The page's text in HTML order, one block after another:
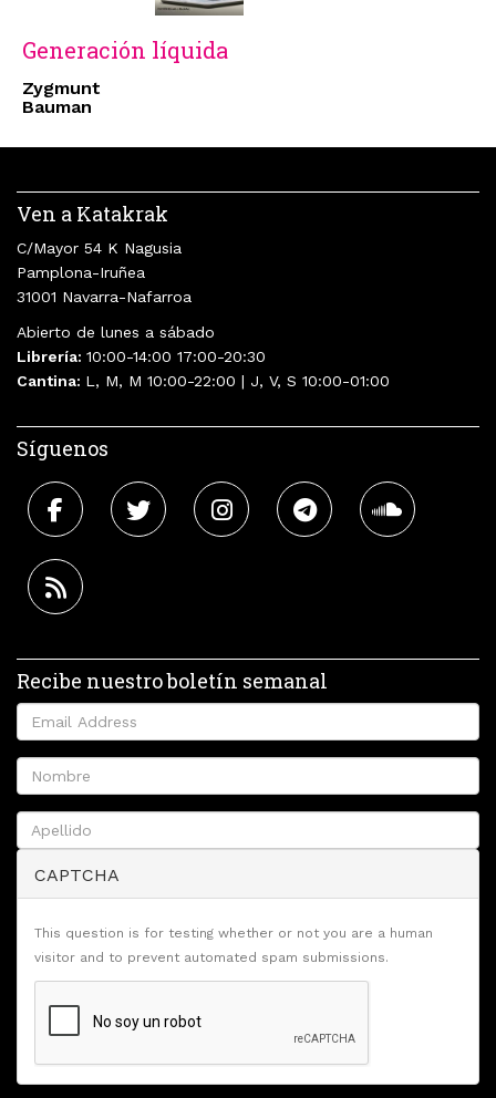
Generación líquida
Zygmunt
Bauman
Ven a Katakrak
C/Mayor 54 K Nagusia
Pamplona-Iruñea
31001 Navarra-Nafarroa
Abierto de lunes a sábado
Librería: 10:00-14:00 17:00-20:30
Cantina: L, M, M 10:00-22:00 | J, V, S 10:00-01:00
Síguenos
Recibe nuestro boletín semanal
CAPTCHA
This question is for testing whether or not you are a human
visitor and to prevent automated spam submissions.